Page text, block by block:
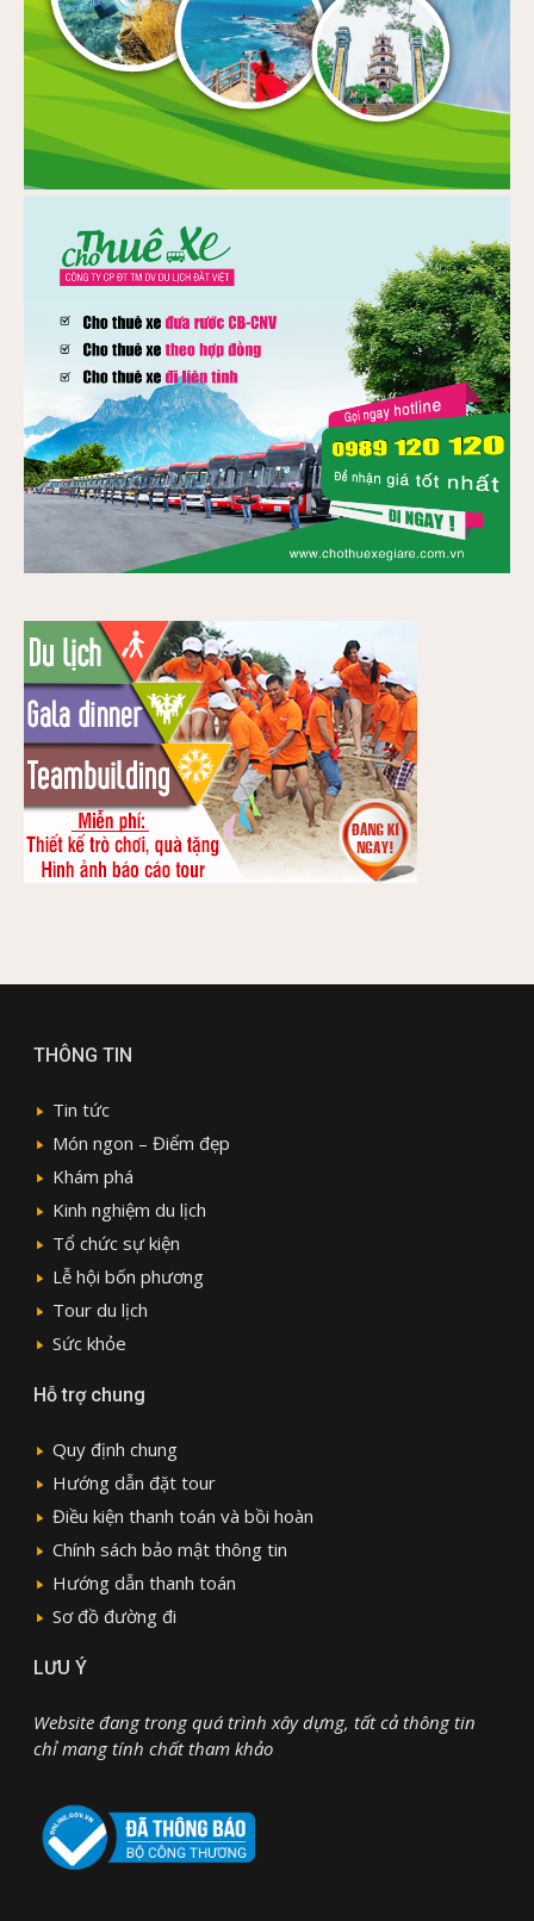
THÔNG TIN
Tin tức
Món ngon – Điểm đẹp
Khám phá
Kinh nghiệm du lịch
Tổ chức sự kiện
Lễ hội bốn phương
Tour du lịch
Sức khỏe
Hỗ trợ chung
Quy định chung
Hướng dẫn đặt tour
Điều kiện thanh toán và bồi hoàn
Chính sách bảo mật thông tin
Hướng dẫn thanh toán
Sơ đồ đường đi
LƯU Ý
Website đang trong quá trình xây dựng, tất cả thông tin
chỉ mang tính chất tham khảo